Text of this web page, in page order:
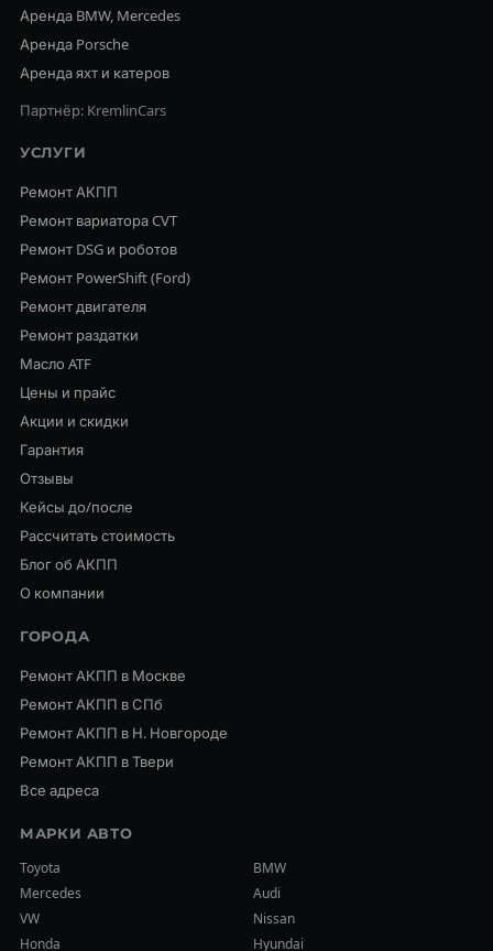
Аренда BMW, Mercedes
Аренда Porsche
Аренда яхт и катеров
Партнёр: KremlinCars
УСЛУГИ
Ремонт АКПП
Ремонт вариатора CVT
Ремонт DSG и роботов
Ремонт PowerShift (Ford)
Ремонт двигателя
Ремонт раздатки
Масло ATF
Цены и прайс
Акции и скидки
Гарантия
Отзывы
Кейсы до/после
Рассчитать стоимость
Блог об АКПП
О компании
ГОРОДА
Ремонт АКПП в Москве
Ремонт АКПП в СПб
Ремонт АКПП в Н. Новгороде
Ремонт АКПП в Твери
Все адреса
МАРКИ АВТО
Toyota
BMW
Mercedes
Audi
VW
Nissan
Honda
Hyundai